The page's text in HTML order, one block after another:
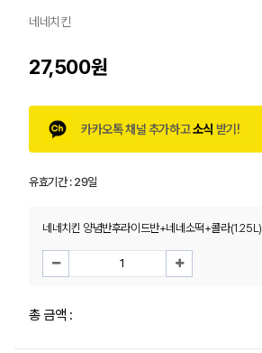
네네치킨
27,500원
카카오톡 채널 추가하고소식 받기!
유효기간 :29일
네네치킨 양념반후라이드반+네네소떡+콜라(1.25L)
총 금액 :